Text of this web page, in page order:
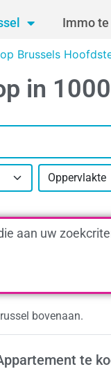
Immo te
Brussels
in
Oppervlakte
aan uw
bovenaan.
te